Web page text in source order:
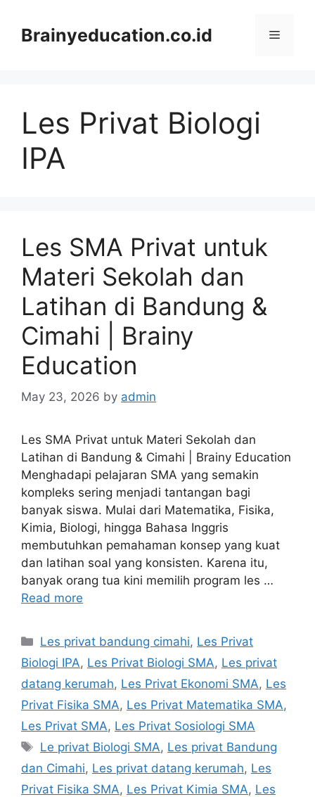
contentBrainyeducation.co.id Menu
Les Privat Biologi
IPA
Les SMA Privat untuk
Materi Sekolah dan
Latihan di Bandung &
Cimahi | Brainy
Education
May 23, 2026 by admin
Les SMA Privat untuk Materi Sekolah dan
Latihan di Bandung & Cimahi | Brainy Education
Menghadapi pelajaran SMA yang semakin
kompleks sering menjadi tantangan bagi
banyak siswa. Mulai dari Matematika, Fisika,
Kimia, Biologi, hingga Bahasa Inggris
membutuhkan pemahaman konsep yang kuat
dan latihan soal yang konsisten. Karena itu,
banyak orang tua kini memilih program les …
Read more
Categories
Les privat bandung cimahi, Les Privat
Biologi IPA, Les Privat Biologi SMA, Les privat
datang kerumah, Les Privat Ekonomi SMA, Les
Privat Fisika SMA, Les Privat Matematika SMA,
Les Privat SMA, Les Privat Sosiologi SMA
Tags
Le privat Biologi SMA, Les privat Bandung
dan Cimahi, Les privat datang kerumah, Les
Privat Fisika SMA, Les Privat Kimia SMA, Les